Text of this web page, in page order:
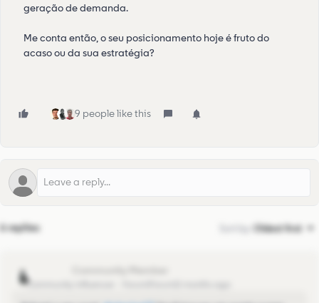
geração de demanda.
Me conta então, o seu posicionamento hoje é fruto do
acaso ou da sua estratégia?
9 people like this
6 replies Oldest first
mari2023
Community Influencer